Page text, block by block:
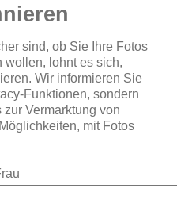
sind, ob Sie Ihre Fotos
wollen, lohnt es sich,
Wir informieren Sie
Funktionen, sondern
Vermarktung von
mit Fotos